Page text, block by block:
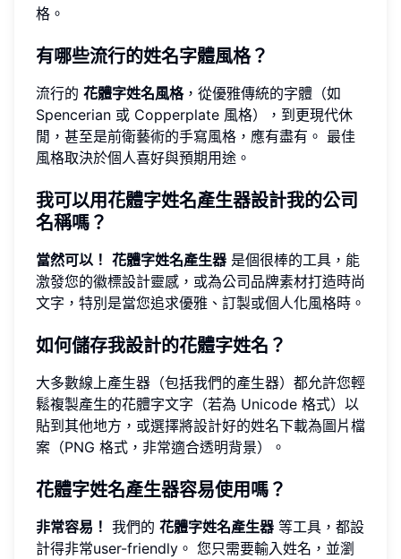
格。
有哪些流行的姓名字體風格？
流行的 花體字姓名風格，從優雅傳統的字體（如
Spencerian 或 Copperplate 風格），到更現代休
閒，甚至是前衛藝術的手寫風格，應有盡有。 最佳
風格取決於個人喜好與預期用途。
我可以用花體字姓名產生器設計我的公司
名稱嗎？
當然可以！ 花體字姓名產生器 是個很棒的工具，能
激發您的徽標設計靈感，或為公司品牌素材打造時尚
文字，特別是當您追求優雅、訂製或個人化風格時。
如何儲存我設計的花體字姓名？
大多數線上產生器（包括我們的產生器）都允許您輕
鬆複製產生的花體字文字（若為 Unicode 格式）以
貼到其他地方，或選擇將設計好的姓名下載為圖片檔
案（PNG 格式，非常適合透明背景）。
花體字姓名產生器容易使用嗎？
非常容易！ 我們的 花體字姓名產生器 等工具，都設
計得非常user-friendly。 您只需要輸入姓名，並瀏